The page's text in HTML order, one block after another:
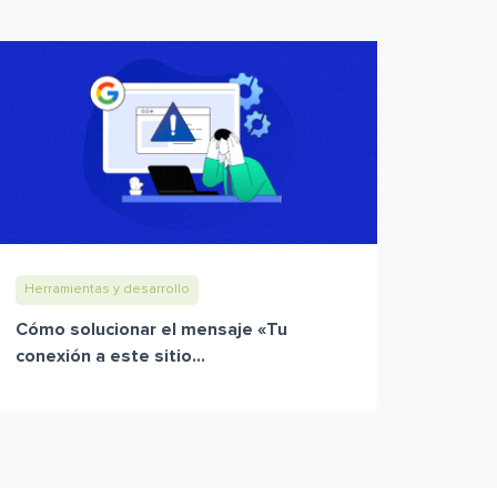
Herramientas y desarrollo
Cómo solucionar el mensaje «Tu
conexión a este sitio...